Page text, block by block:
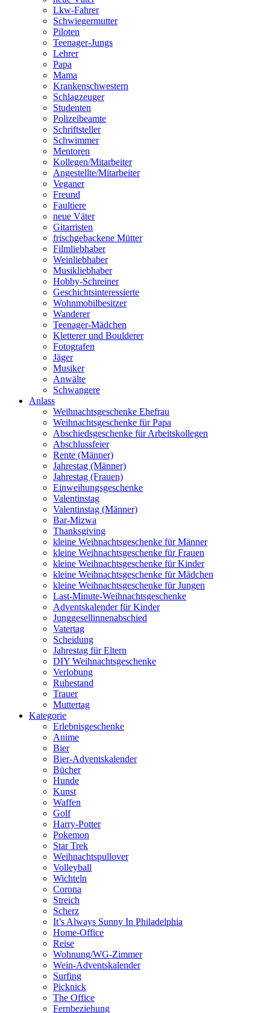
Lkw-Fahrer
Schwiegermutter
Piloten
Teenager-Jungs
Lehrer
Papa
Mama
Krankenschwestern
Schlagzeuger
Studenten
Polizeibeamte
Schriftsteller
Schwimmer
Mentoren
Kollegen/Mitarbeiter
Angestellte/Mitarbeiter
Veganer
Freund
Faultiere
neue Väter
Gitarristen
frischgebackene Mütter
Filmliebhaber
Weinliebhaber
Musikliebhaber
Hobby-Schreiner
Geschichtsinteressierte
Wohnmobilbesitzer
Wanderer
Teenager-Mädchen
Kletterer und Boulderer
Fotografen
Jäger
Musiker
Anwälte
Schwangere
Anlass
Weihnachtsgeschenke Ehefrau
Weihnachtsgeschenke für Papa
Abschiedsgeschenke für Arbeitskollegen
Abschlussfeier
Rente (Männer)
Jahrestag (Männer)
Jahrestag (Frauen)
Einweihungsgeschenke
Valentinstag
Valentinstag (Männer)
Bar-Mizwa
Thanksgiving
kleine Weihnachtsgeschenke für Männer
kleine Weihnachtsgeschenke für Frauen
kleine Weihnachtsgeschenke für Kinder
kleine Weihnachtsgeschenke für Mädchen
kleine Weihnachtsgeschenke für Jungen
Last-Minute-Weihnachtsgeschenke
Adventskalender für Kinder
Junggesellinnenabschied
Vatertag
Scheidung
Jahrestag für Eltern
DIY Weihnachtsgeschenke
Verlobung
Ruhestand
Trauer
Muttertag
Kategorie
Erlebnisgeschenke
Anime
Bier
Bier-Adventskalender
Bücher
Hunde
Kunst
Waffen
Golf
Harry-Potter
Pokemon
Star Trek
Weihnachtspullover
Volleyball
Wichteln
Corona
Streich
Scherz
It’s Always Sunny In Philadelphia
Home-Office
Reise
Wohnung/WG-Zimmer
Wein-Adventskalender
Surfing
Picknick
The Office
Fernbeziehung